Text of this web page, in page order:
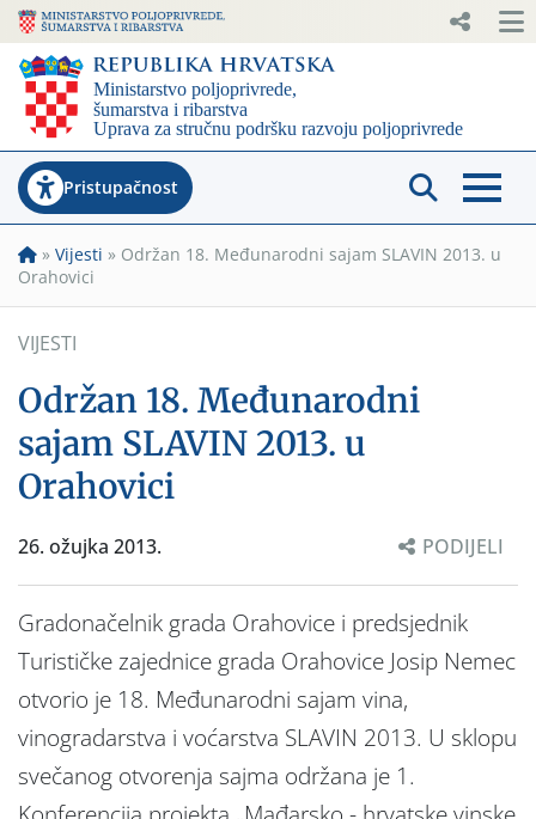
Pristupačnost
» Vijesti » Održan 18. Međunarodni sajam SLAVIN 2013. u
Orahovici
VIJESTI
Održan 18. Međunarodni
sajam SLAVIN 2013. u
Orahovici
26. ožujka 2013. PODIJELI
Gradonačelnik grada Orahovice i predsjednik
Turističke zajednice grada Orahovice Josip Nemec
otvorio je 18. Međunarodni sajam vina,
vinogradarstva i voćarstva SLAVIN 2013. U sklopu
svečanog otvorenja sajma održana je 1.